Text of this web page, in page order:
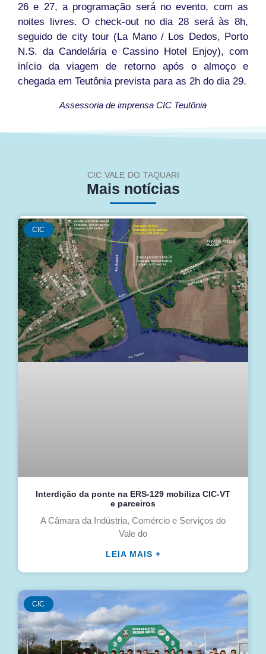
26 e 27, a programação será no evento, com as
noites livres. O check-out no dia 28 será às 8h,
seguido de city tour (La Mano / Los Dedos, Porto
N.S. da Candelária e Cassino Hotel Enjoy), com
início da viagem de retorno após o almoço e
chegada em Teutônia prevista para as 2h do dia 29.
Assessoria de imprensa CIC Teutônia
CIC VALE DO TAQUARI
Mais notícias
CIC
Interdição da ponte na ERS-129 mobiliza CIC-VT
e parceiros
A Câmara da Indústria, Comércio e Serviços do
Vale do
LEIA MAIS +
CIC